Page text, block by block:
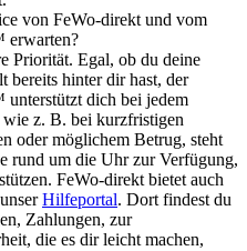
von FeWo-direkt und vom
erwarten?
Priorität. Egal, ob du deine
bereits hinter dir hast, der
dich bei jedem
z. B. bei kurzfristigen
oder möglichem Betrug, steht
rund um die Uhr zur Verfügung,
FeWo-direkt bietet auch
Hilfeportal. Dort findest du
Zahlungen, zur
die es dir leicht machen,